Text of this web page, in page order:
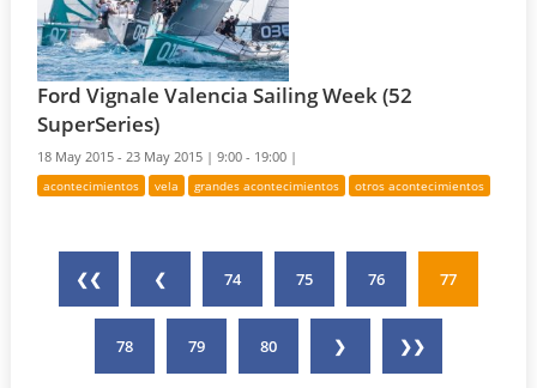
Ford Vignale Valencia Sailing Week (52
SuperSeries)
18 May 2015 - 23 May 2015 |9:00 - 19:00 |
acontecimientos vela grandes acontecimientos otros acontecimientos
❮❮ ❮ 74 75 76 77
78 79 80 ❯ ❯❯